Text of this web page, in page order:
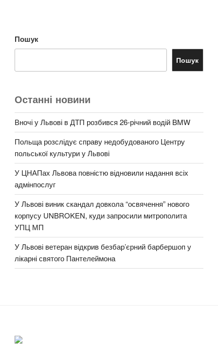
Пошук
Пошук
Останні новини
Вночі у Львові в ДТП розбився 26-річний водій BMW
Польща розслідує справу недобудованого Центру
польської культури у Львові
У ЦНАПах Львова повністю відновили надання всіх
адмінпослуг
У Львові виник скандал довкола “освячення” нового
корпусу UNBROKEN, куди запросили митрополита
УПЦ МП
У Львові ветеран відкрив безбар’єрний барбершоп у
лікарні святого Пантелеймона